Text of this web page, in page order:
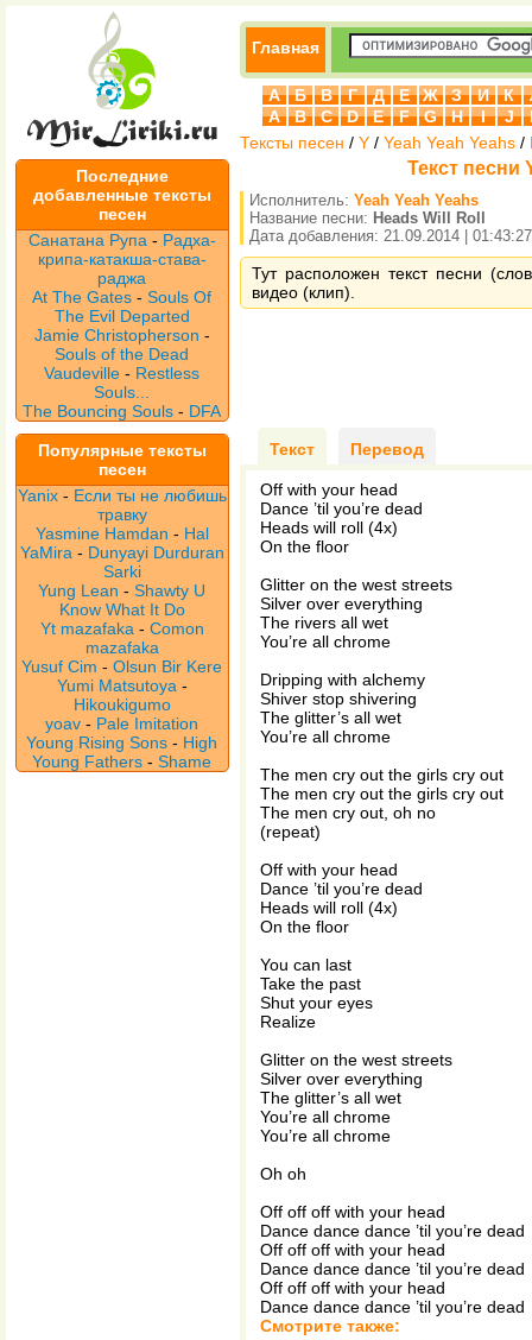
Последние
добавленные тексты
песен
Санатана Рупа - Радха-
крипа-катакша-става-
раджа
At The Gates -Souls Of
The Evil Departed
Jamie Christopherson -
Souls of the Dead
Vaudeville- Restless
Souls...
The Bouncing Souls - DFA
Популярные тексты
песен
Yanix - Если ты не любишь
травку
Yasmine Hamdan - Hal
YaMira - Dunyayi Durduran
Sarki
Yung Lean -Shawty U
Know What It Do
Yt mazafaka - Comon
mazafaka
Yusuf Cim -Olsun Bir Kere
Yumi Matsutoya -
Hikoukigumo
yoav - Pale Imitation
Young Rising Sons - High
Young Fathers -Shame
Главная
А Б В Г Д Е Ж З И К
A
B C D E F G H I J
Тексты песен / Y / Yeah Yeah Yeahs /
Текст песни
Исполнитель: Yeah Yeah Yeahs
Название песни: Heads Will Roll
Дата добавления: 21.09.2014 | 01:43:27
Тут расположен текст песни
видео (клип).
Текст Перевод
Off with your head
Dance ’til you’re dead
Heads will roll (4x)
On the floor
Glitter on the west streets
Silver over everything
The rivers all wet
You’re all chrome
Dripping with alchemy
Shiver stop shivering
The glitter’s all wet
You’re all chrome
The men cry out the girls cry out
The men cry out the girls cry out
The men cry out, oh no
(repeat)
Off with your head
Dance ’til you’re dead
Heads will roll (4x)
On the floor
You can last
Take the past
Shut your eyes
Realize
Glitter on the west streets
Silver over everything
The glitter’s all wet
You’re all chrome
You’re all chrome
Oh oh
Off off off with your head
Dance dance dance ’til you’re dead
Off off off with your head
Dance dance dance ’til you’re dead
Off off off with your head
Dance dance dance ’til you’re dead
Смотрите также: